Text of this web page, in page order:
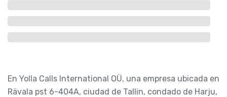
En Yolla Calls International OÜ, una empresa ubicada en
Rävala pst 6-404A, ciudad de Tallin, condado de Harju,